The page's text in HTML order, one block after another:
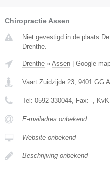
Chiropractie Assen
Niet gevestigd in de plaats
Drenthe.
Drenthe » Assen Google
Vaart Zuidzijde 23 9401 GG
Tel: 0592-330044 , Fax: - ,
E-mailadres onbekend
Website onbekend
Beschrijving onbekend